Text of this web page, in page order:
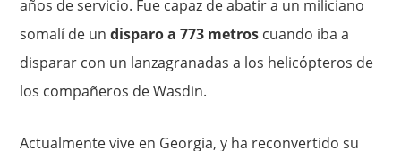
años de servicio. Fue capaz de abatir a un miliciano
somalí de undisparo a 773 metros cuando iba a
disparar con un lanzagranadas a los helicópteros de
los compañeros de Wasdin.
Actualmente vive en Georgia, y ha reconvertido su